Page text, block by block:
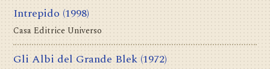
Intrepido (1998)
Casa Editrice Universo
Gli Albi del Grande Blek (1972)